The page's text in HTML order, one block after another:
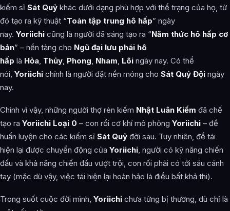
kiếm sĩ Sát Quỷ khác dưới dạng phù hợp với thể trạng của họ, từ
đó tạo ra kỹ thuật “Toàn tập trung hô hấp” ngày
nay. Yoriichi cũng là người đã sáng tạo ra “Năm thức hô hấp cơ
bản” – nền tảng cho Ngũ đại lưu phái hô
hấp là Hỏa, Thủy, Phong, Nham, Lôi ngày nay. Có thể
nói, Yoriichi chính là người đặt nền móng cho Sát Quỷ Đội ngày
nay.
Chính vì vậy, những người thợ rèn kiếm Nhật Luân Kiếm đã chế
tạo ra Yoriichi Loại 0 – con rối cơ khí mô phỏng Yoriichi – để
huấn luyện cho các kiếm sĩ Sát Quỷ đời sau. Tuy nhiên, để tái
hiện lại được chuyển động của Yoriichi, người có kỹ năng chiến
đấu và khả năng chiến đấu vượt trội, con rối phải có tới sáu cánh
tay (mặc dù vậy, việc tái hiện lại hoàn hảo là điều bất khả thi).
Trong suốt cuộc đời mình, Yoriichi chưa từng bị thương, dù chỉ là